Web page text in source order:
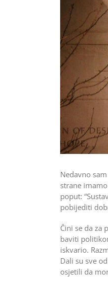
Nedavno
strane
poput:
pobijediti
Čini se da za
baviti
iskvario.
Dali su sve
osjetili da